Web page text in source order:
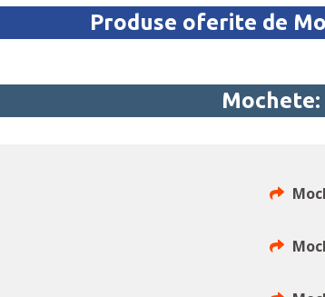
Produse oferite de
Mochete: